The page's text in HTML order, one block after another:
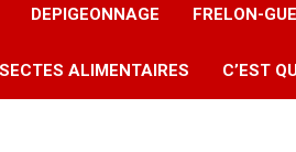
DEPIGEONNAGE FRELON-
ALIMENTAIRES C’EST